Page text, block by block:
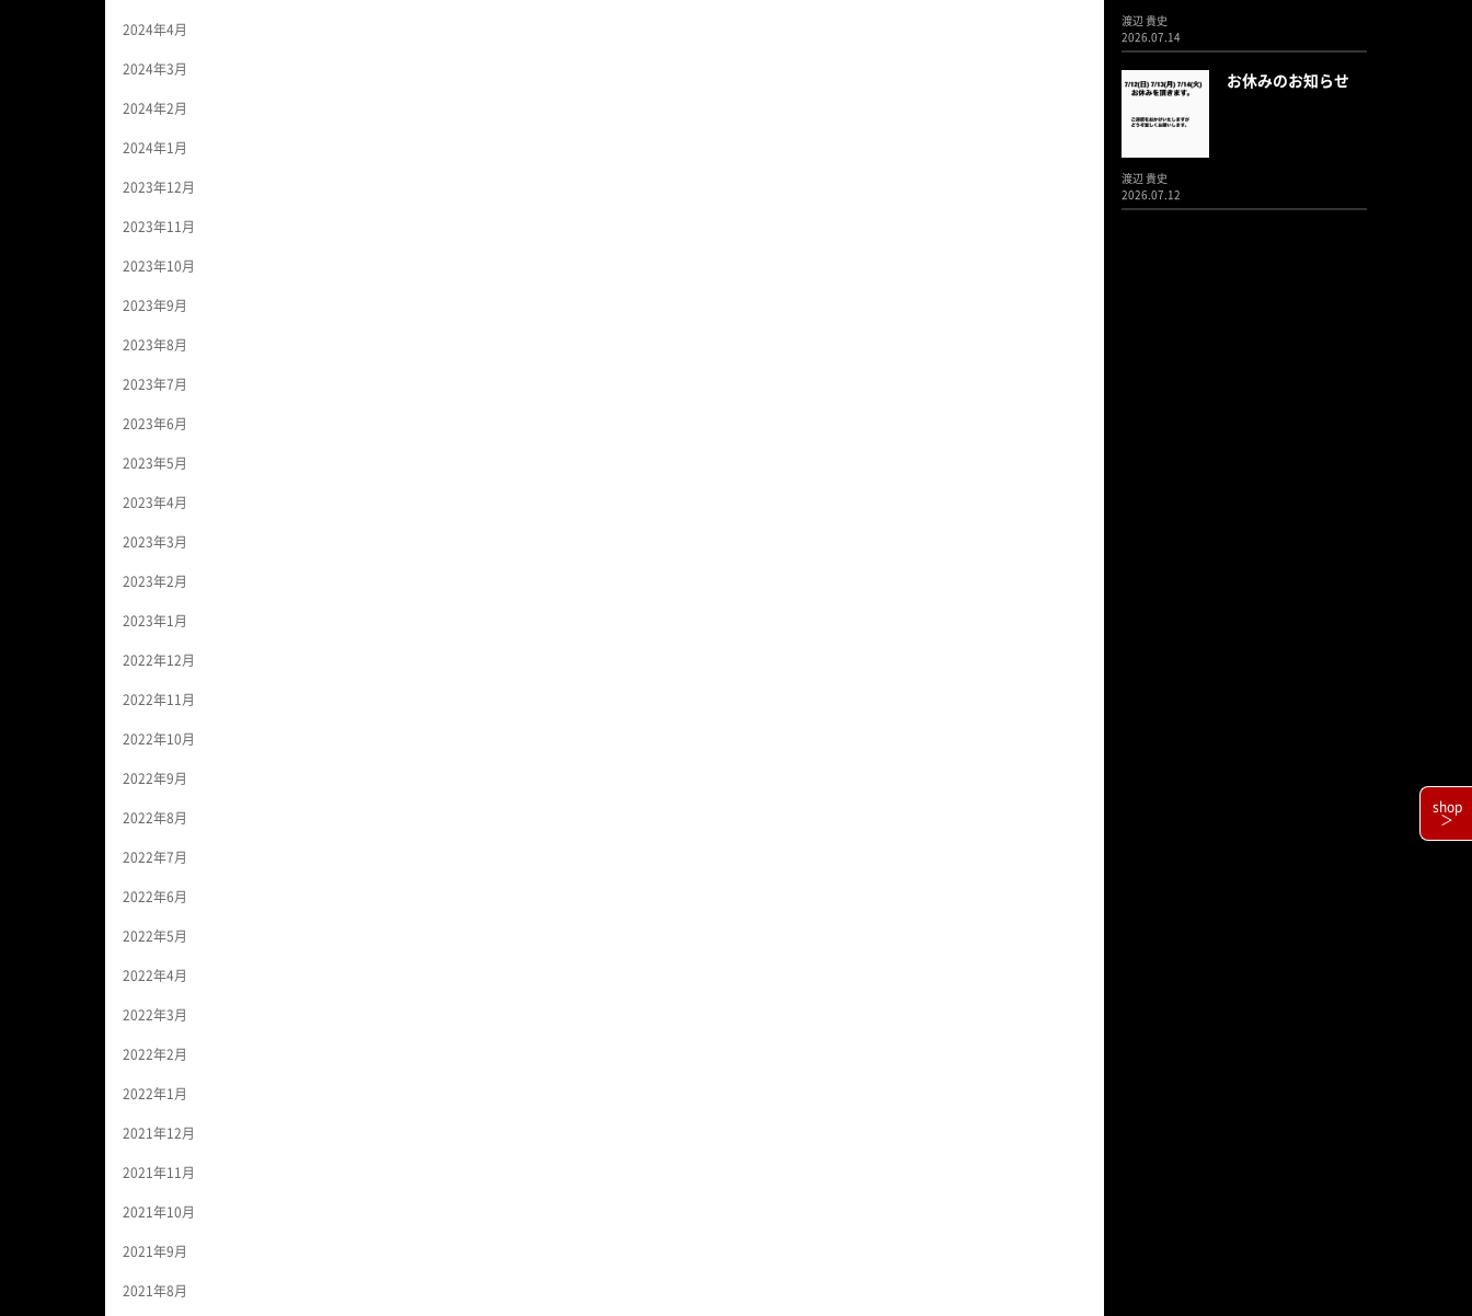
2024年4月
2024年3月
2024年2月
2024年1月
2023年12月
2023年11月
2023年10月
2023年9月
2023年8月
2023年7月
2023年6月
2023年5月
2023年4月
2023年3月
2023年2月
2023年1月
2022年12月
2022年11月
2022年10月
2022年9月
2022年8月
2022年7月
2022年6月
2022年5月
2022年4月
2022年3月
2022年2月
2022年1月
2021年12月
2021年11月
2021年10月
2021年9月
2021年8月
渡辺 貴史
2026.07.14
お休みのお知らせ
渡辺 貴史
2026.07.12
shop
＞